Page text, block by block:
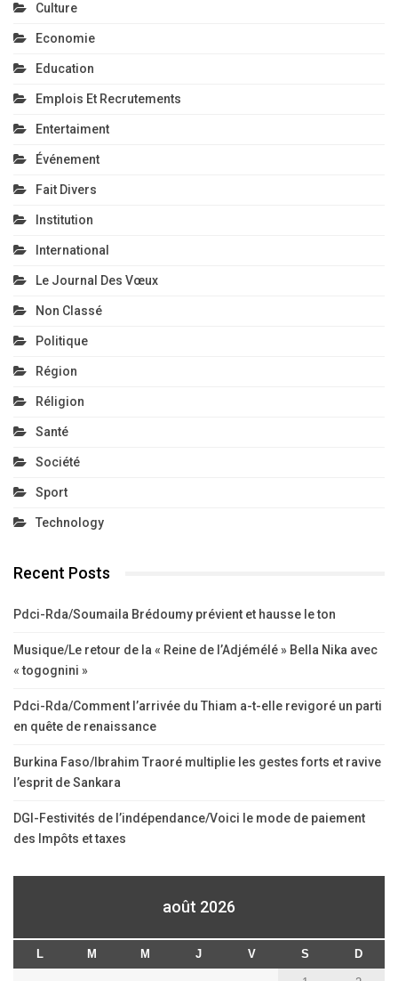
Culture
Economie
Education
Emplois Et Recrutements
Entertaiment
Événement
Fait Divers
Institution
International
Le Journal Des Vœux
Non Classé
Politique
Région
Réligion
Santé
Société
Sport
Technology
Recent Posts
Pdci-Rda/Soumaila Brédoumy prévient et hausse le ton
Musique/Le retour de la « Reine de l’Adjémélé » Bella Nika avec
« togognini »
Pdci-Rda/Comment l’arrivée du Thiam a-t-elle revigoré un parti
en quête de renaissance
Burkina Faso/Ibrahim Traoré multiplie les gestes forts et ravive
l’esprit de Sankara
DGI-Festivités de l’indépendance/Voici le mode de paiement
des Impôts et taxes
août 2026
L M M J V S D